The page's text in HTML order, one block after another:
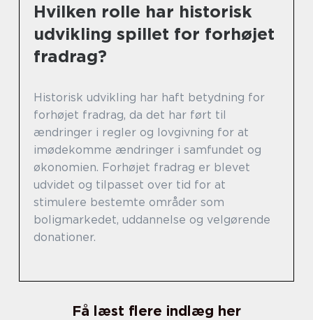
Hvilken rolle har historisk
udvikling spillet for forhøjet
fradrag?
Historisk udvikling har haft betydning for
forhøjet fradrag, da det har ført til
ændringer i regler og lovgivning for at
imødekomme ændringer i samfundet og
økonomien. Forhøjet fradrag er blevet
udvidet og tilpasset over tid for at
stimulere bestemte områder som
boligmarkedet, uddannelse og velgørende
donationer.
Få læst flere indlæg her